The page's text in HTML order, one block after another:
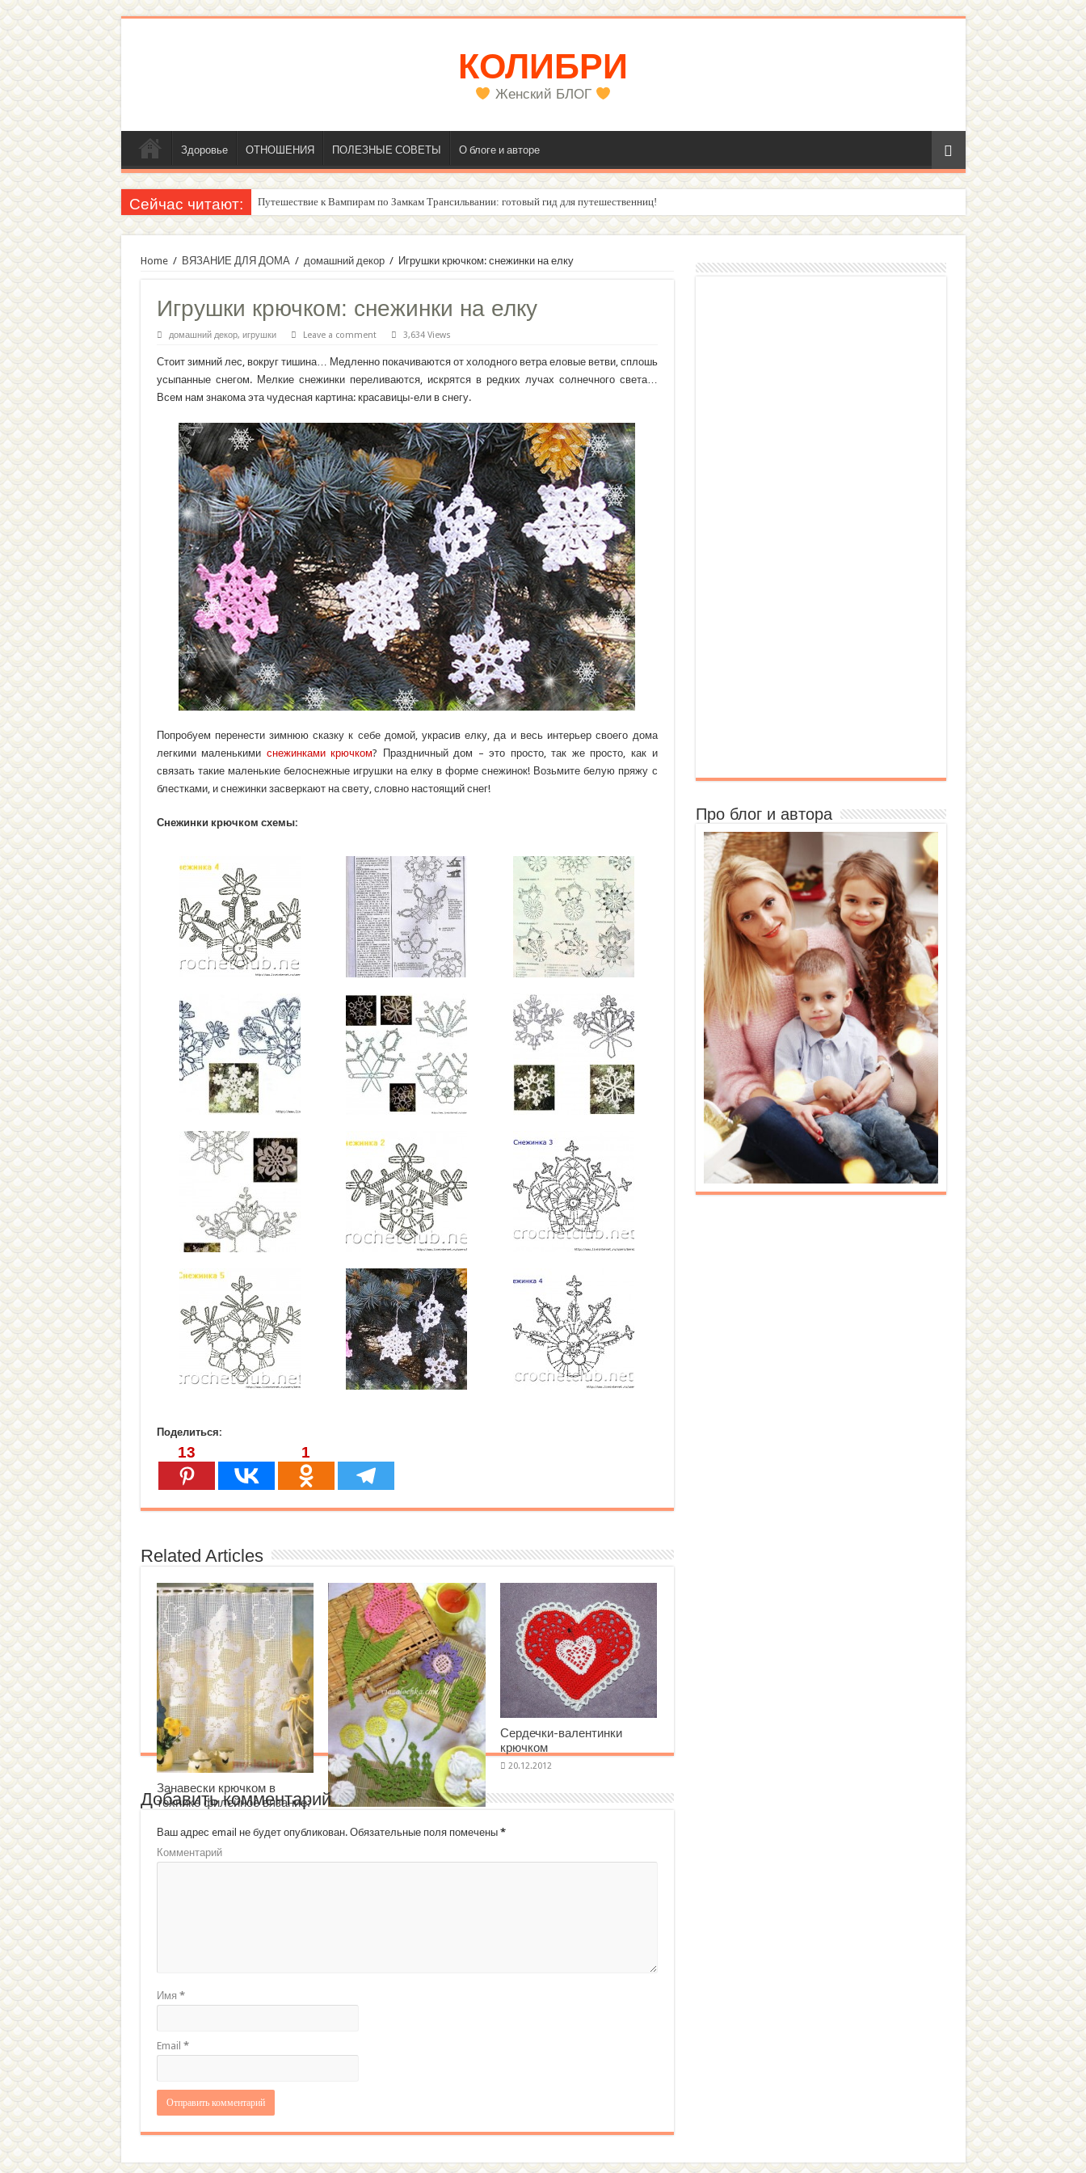
КОЛИБРИ
Женский БЛОГ
Здоровье ОТНОШЕНИЯ ПОЛЕЗНЫЕ СОВЕТЫ О блоге и авторе
Сейчас читают: Путешествие к Вампирам по Замкам Трансильвании: готовый гид для путешественниц!
Home / ВЯЗАНИЕ ДЛЯ ДОМА / домашний декор / Игрушки крючком: снежинки на елку
Игрушки крючком: снежинки на елку
домашний декор, игрушки Leave a comment 3,634 Views
Стоит зимний лес, вокруг тишина… Медленно покачиваются от холодного ветра еловые ветви, сплошь
усыпанные снегом. Мелкие снежинки переливаются, искрятся в редких лучах солнечного света…
Всем нам знакома эта чудесная картина: красавицы-ели в снегу.
Попробуем перенести зимнюю сказку к себе домой, украсив елку, да и весь интерьер своего дома
легкими маленькими снежинками крючком? Праздничный дом – это просто, так же просто, как и
связать такие маленькие белоснежные игрушки на елку в форме снежинок! Возьмите белую пряжу с
блестками, и снежинки засверкают на свету, словно настоящий снег!
Снежинки крючком схемы:
Поделиться:
13 1
Related Articles
Занавески крючком в
технике филейное вязание:
для аппликаций
Сердечки-валентинки
крючком
Добавить комментарий
Ваш адрес email не будет опубликован.Обязательные поля помечены *
Комментарий
Имя *
Email *
Про блог и автора